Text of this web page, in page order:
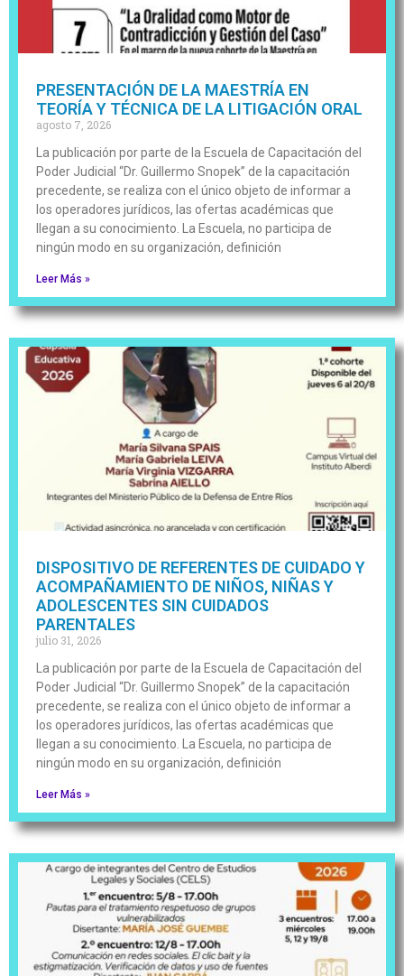
PRESENTACIÓN DE LA MAESTRÍA EN
TEORÍA Y TÉCNICA DE LA LITIGACIÓN ORAL
agosto 7, 2026
La publicación por parte de la Escuela de Capacitación del
Poder Judicial “Dr. Guillermo Snopek” de la capacitación
precedente, se realiza con el único objeto de informar a
los operadores jurídicos, las ofertas académicas que
llegan a su conocimiento. La Escuela, no participa de
ningún modo en su organización, definición
Leer Más »
DISPOSITIVO DE REFERENTES DE CUIDADO Y
ACOMPAÑAMIENTO DE NIÑOS, NIÑAS Y
ADOLESCENTES SIN CUIDADOS
PARENTALES
julio 31, 2026
La publicación por parte de la Escuela de Capacitación del
Poder Judicial “Dr. Guillermo Snopek” de la capacitación
precedente, se realiza con el único objeto de informar a
los operadores jurídicos, las ofertas académicas que
llegan a su conocimiento. La Escuela, no participa de
ningún modo en su organización, definición
Leer Más »